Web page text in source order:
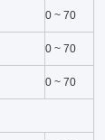
0 ~ 70
0 ~ 70
0 ~ 70